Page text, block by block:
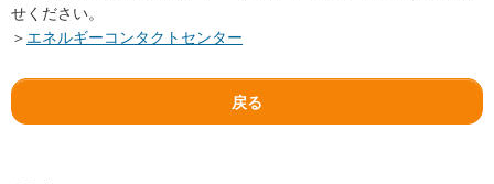
せください。
＞ エネルギーコンタクトセンター
戻る